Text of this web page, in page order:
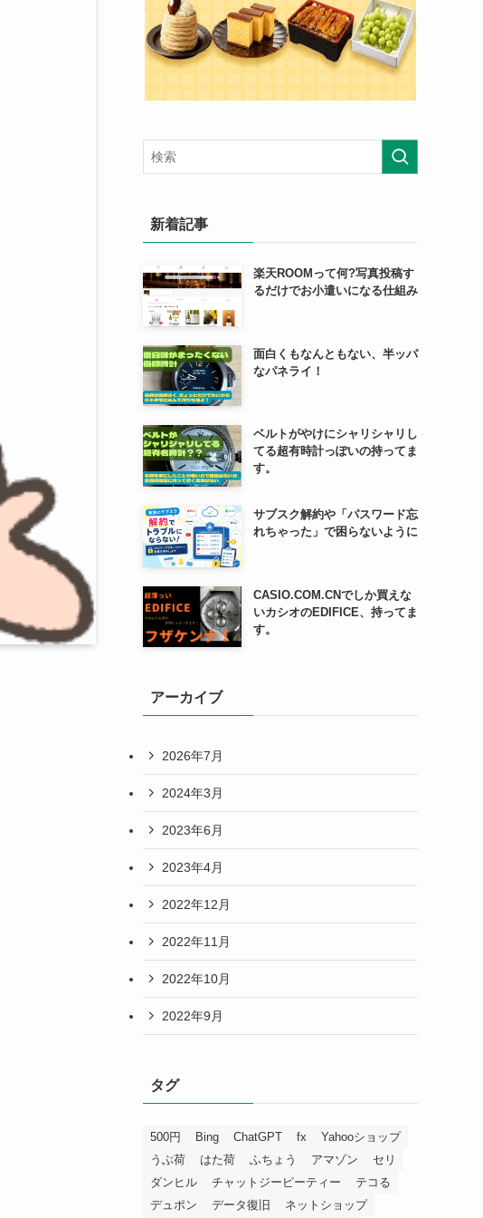
新着記事
楽天ROOMって何?写真投稿す
るだけでお小遣いになる仕組み
面白くもなんともない、半ッパ
なパネライ！
ベルトがやけにシャリシャリし
てる超有時計っぽいの持ってま
す。
サブスク解約や「パスワード忘
れちゃった」で困らないように
CASIO.COM.CNでしか買えな
いカシオのEDIFICE、持ってま
す。
アーカイブ
2026年7月
2024年3月
2023年6月
2023年4月
2022年12月
2022年11月
2022年10月
2022年9月
タグ
500円 Bing ChatGPT fx
Yahooショップ
うぶ荷
はた荷 ふちょう アマゾン
セリ
ダンヒル
チャットジーピーティー
テコる
デュポン
データ復旧 ネットショップ